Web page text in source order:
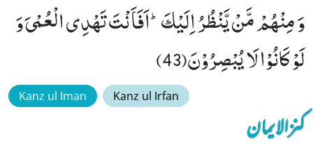
وَ مِنْهُمْ مَّنْ یَّنْظُرُ اِلَیْكَؕ-اَفَاَنْتَ تَهْدِی الْعُمْیَ وَ
لَوْ كَانُوْا لَا یُبْصِرُوْنَ(43)
Kanz ul Iman Kanz ul Irfan
کنزالایمان